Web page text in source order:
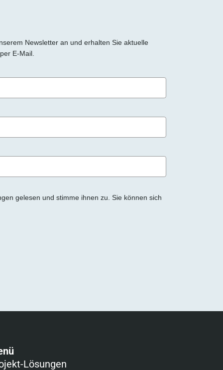
Newsletter an und erhalten Sie aktuelle
E-Mail.
gelesen und stimme ihnen zu. Sie können sich
Lösungen